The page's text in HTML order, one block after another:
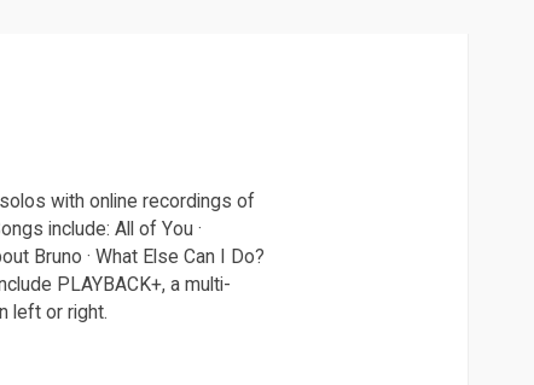
with online recordings of
include: All of You ·
Bruno · What Else Can I Do?
PLAYBACK+, a multi-
left or right.